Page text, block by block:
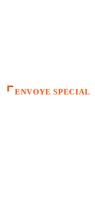
ENVOYE SPECIAL